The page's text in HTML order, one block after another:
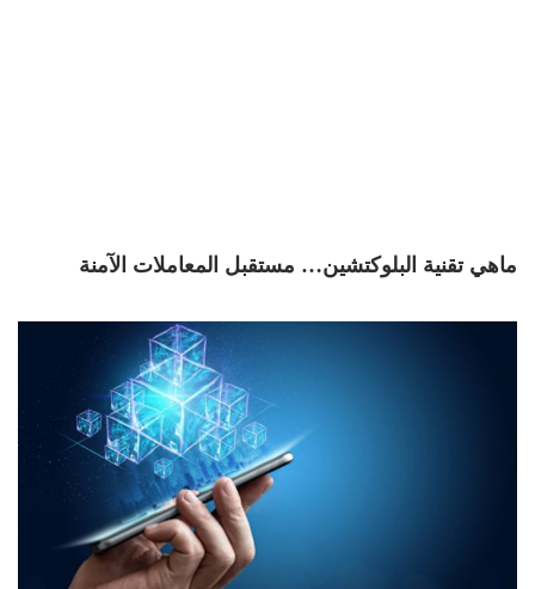
ماهي تقنية البلوكتشين… مستقبل المعاملات الآمنة